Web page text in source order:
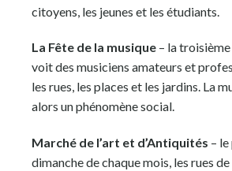
citoyens, les jeunes et les étudiants.
La Fête de la musique – la
voit des musiciens amateurs et
les rues, les places et les jardins. La
alors un phénomène social.
Marché de l’art et d’Antiquités –
dimanche de chaque mois, les rues